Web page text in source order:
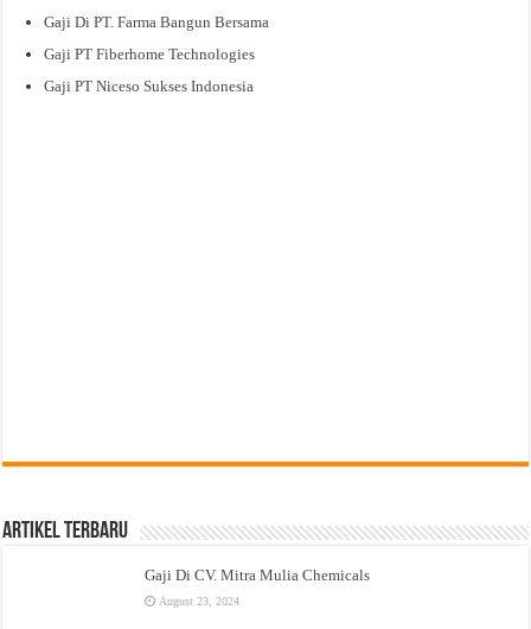
Gaji Di PT. Farma Bangun Bersama
Gaji PT Fiberhome Technologies
Gaji PT Niceso Sukses Indonesia
Artikel Terbaru
Gaji Di CV. Mitra Mulia Chemicals
August 23, 2024